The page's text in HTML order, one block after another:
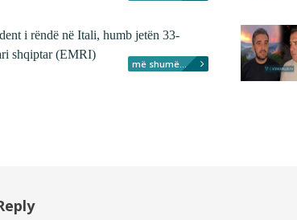
i rëndë në Itali, humb jetën 33-
shqiptar (EMRI)
më shumë...